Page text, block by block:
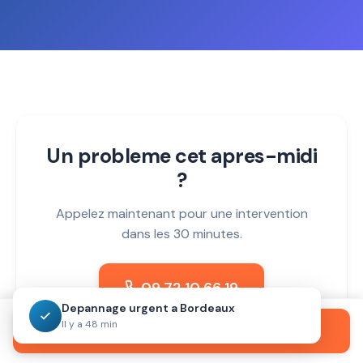
Un probleme cet apres-midi
?
Appelez maintenant pour une intervention
dans les 30 minutes.
09 72 10 66 19
Depannage urgent a Bordeaux
Il y a 48 min